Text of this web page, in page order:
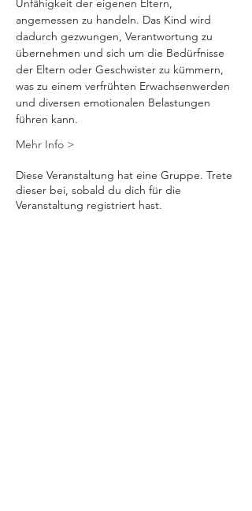
Unfähigkeit der eigenen Eltern,
angemessen zu handeln. Das Kind wird
dadurch gezwungen, Verantwortung zu
übernehmen und sich um die Bedürfnisse
der Eltern oder Geschwister zu kümmern,
was zu einem verfrühten Erwachsenwerden
und diversen emotionalen Belastungen
führen kann.
Mehr Info >
Diese Veranstaltung hat eine Gruppe. Trete
dieser bei, sobald du dich für die
Veranstaltung registriert hast.